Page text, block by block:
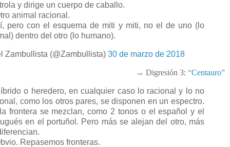
y dirige un cuerpo de caballo.
animal racional.
pero con el esquema de miti y miti, no el de uno (lo
dentro del otro (lo humano).
Zambullista (@Zambullista) 30 de marzo de 2018
→ Digresión 3: “Centauro”
o heredero, en cualquier caso lo racional y lo no
como los otros pares, se disponen en un espectro.
frontera se mezclan, como 2 tonos o el español y el
en el portuñol. Pero más se alejan del otro, más
Repasemos fronteras.